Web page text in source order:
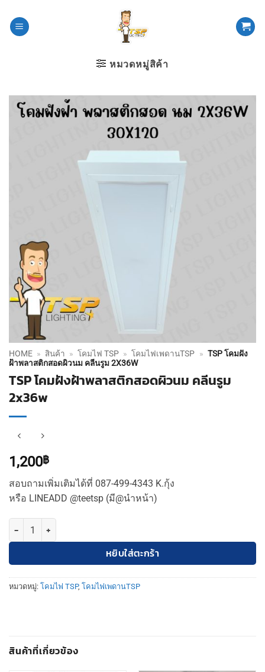
หมวดหมู่สิค้า
HOME » สินค้า » โคมไฟ TSP » โคมไฟเพดานTSP » TSP โคมฝัง
ฝ้าพลาสติกสอดผิวนม คลีนรูม 2X36W
TSP โคมฝังฝ้าพลาสติกสอดผิวนม คลีนรูม
2x36w
1,200฿
สอบถามเพิ่มเติมได้ที่ 087-499-4343 K.กุ้ง
หรือ LINEADD @teetsp (มี@นำหน้า)
จำนวน TSP โคมฝังฝ้าพลาสติกสอดผิวนม คลีนรูม 2x36w ชิ้น
หยิบใส่ตะกร้า
หมวดหมู่: โคมไฟ TSP, โคมไฟเพดานTSP
สินค้าที่เกี่ยวข้อง